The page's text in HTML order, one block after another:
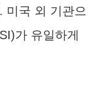
미국 외 기관으
가 유일하게